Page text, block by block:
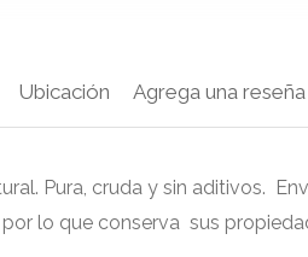
Ubicación Agrega una reseña
Pura, cruda y sin aditivos.
lo que conserva sus